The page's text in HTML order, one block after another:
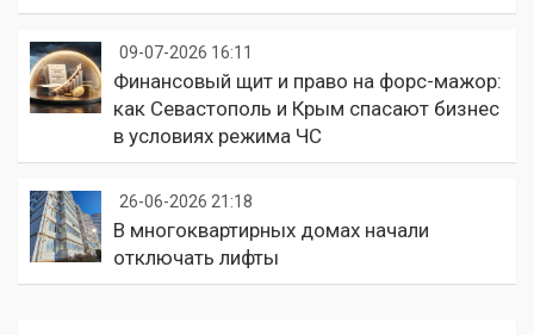
09-07-2026 16:11
Финансовый щит и право на форс-мажор:
как Севастополь и Крым спасают бизнес
в условиях режима ЧС
26-06-2026 21:18
В многоквартирных домах начали
отключать лифты